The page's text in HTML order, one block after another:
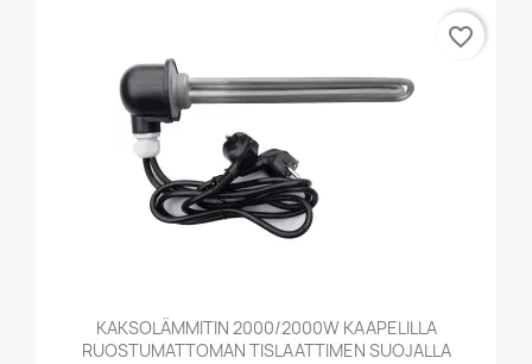
KAKSOLÄMMITIN 2000/2000W KAAPELILLA
RUOSTUMATTOMAN TISLAATTIMEN SUOJALLA
favorite_border